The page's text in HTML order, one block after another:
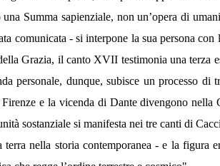
Summa sapienziale, non un’opera di
comunicata - si interpone la sua persona
Grazia, il canto XVII testimonia una terza
personale, dunque, subisce un
e la vicenda di Dante divengono
sostanziale si manifesta nei tre canti di
nella storia contemporanea - e la figura